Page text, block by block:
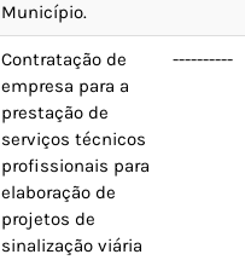
Município.
Contratação de
empresa para a
prestação de
serviços técnicos
profissionais para
elaboração de
projetos de
sinalização viária
----------